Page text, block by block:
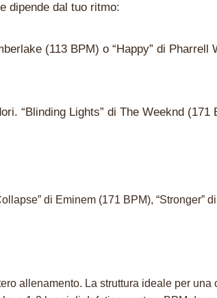
dipende dal tuo ritmo:
(113 BPM) o “Happy” di Pharrell
“Blinding Lights” di The Weeknd (171
di Eminem (171 BPM), “Stronger”
allenamento. La struttura ideale per una